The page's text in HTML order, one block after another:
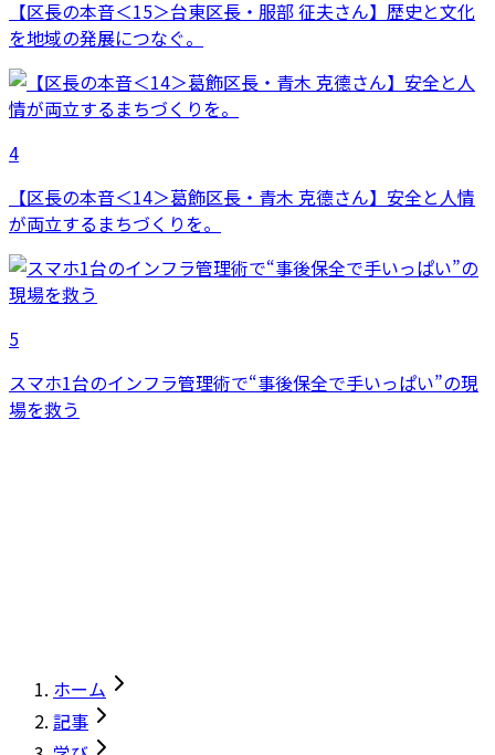
【区長の本音＜15＞台東区長・服部 征夫さん】歴史と文化
を地域の発展につなぐ。
4
【区長の本音＜14＞葛飾区長・青木 克德さん】安全と人情
が両立するまちづくりを。
5
スマホ1台のインフラ管理術で“事後保全で手いっぱい”の現
場を救う
ホーム
記事